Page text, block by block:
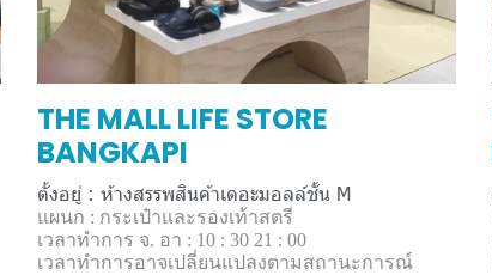
THE MALL LIFE STORE
BANGKAPI
ตั้งอยู่ : ห้างสรรพสินค้าเดอะมอลล์ชั้น M
แผนก : กระเป๋าและรองเท้าสตรี
เวลาทำการ จ. อา : 10 : 30 21 : 00
เวลาทำการอาจเปลี่ยนแปลงตามสถานะการณ์